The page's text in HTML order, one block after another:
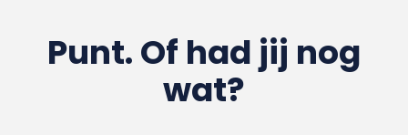
Punt. Of had jij nog
wat?